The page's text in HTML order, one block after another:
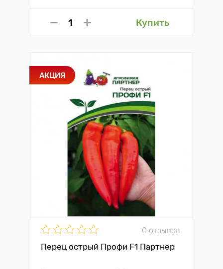
Купить
АКЦИЯ
0 отзывов
Перец острый Профи F1 Партнер